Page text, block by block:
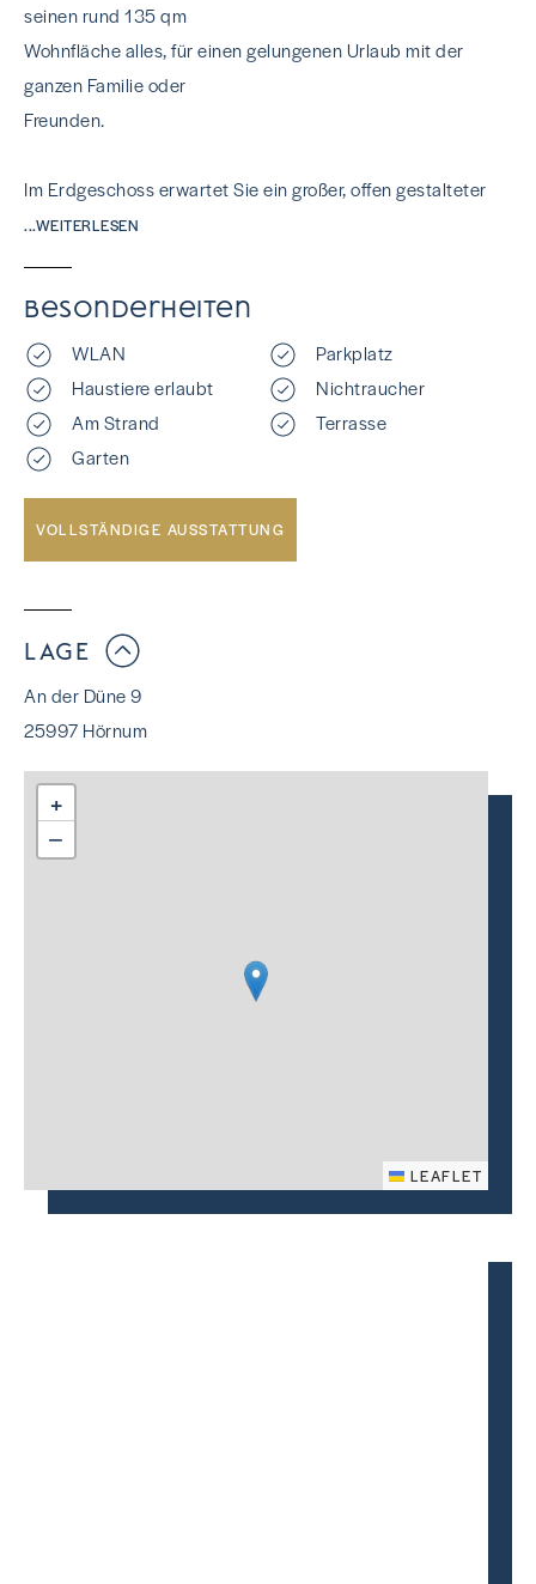
seinen rund 135 qm
Wohnfläche alles, für einen gelungenen Urlaub mit der
ganzen Familie oder
Freunden.
Im Erdgeschoss erwartet Sie ein großer, offen gestalteter
...WEITERLESEN
Besonderheiten
WLAN
Parkplatz
Haustiere erlaubt
Nichtraucher
Am Strand
Terrasse
Garten
VOLLSTÄNDIGE AUSSTATTUNG
LAGE
An der Düne 9
25997 Hörnum
+
−
LEAFLET